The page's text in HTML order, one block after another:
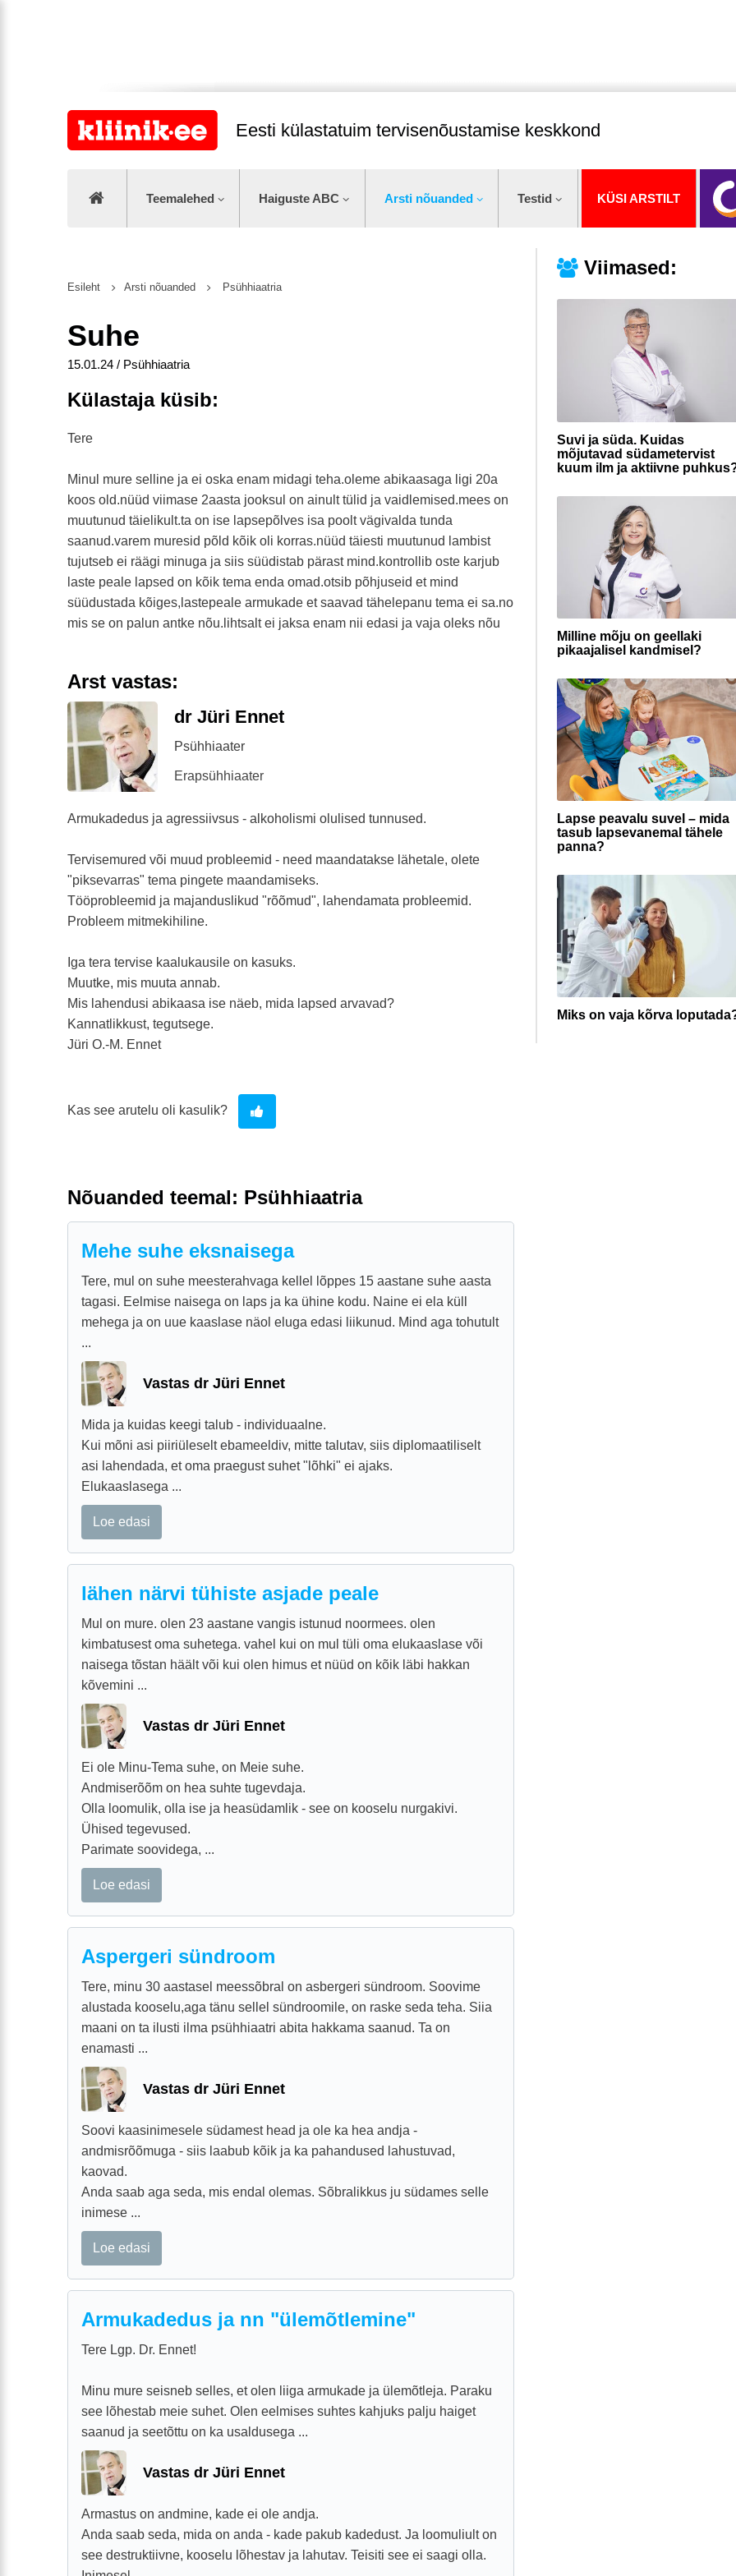
Eesti külastatuim tervisenõustamise keskkond
Teemalehed Haiguste ABC Arsti nõuanded Testid KÜSI ARSTILT
Viimased:
Suvi ja süda. Kuidas
mõjutavad südametervist
kuum ilm ja aktiivne
Milline mõju on geellaki
pikaajalisel kandmisel?
Lapse peavalu suvel – mida
tasub lapsevanemal tähele
panna?
Miks on vaja kõrva
Esileht Arsti nõuanded Psühhiaatria
Suhe
15.01.24 / Psühhiaatria
Külastaja küsib:
Tere
Minul mure selline ja ei oska enam midagi teha.oleme abikaasaga ligi 20a
koos old.nüüd viimase 2aasta jooksul on ainult tülid ja vaidlemised.mees on
muutunud täielikult.ta on ise lapsepõlves isa poolt vägivalda tunda
saanud.varem muresid põld kõik oli korras.nüüd täiesti muutunud lambist
tujutseb ei räägi minuga ja siis süüdistab pärast mind.kontrollib oste karjub
laste peale lapsed on kõik tema enda omad.otsib põhjuseid et mind
süüdustada kõiges,lastepeale armukade et saavad tähelepanu tema ei sa.no
mis se on palun antke nõu.lihtsalt ei jaksa enam nii edasi ja vaja oleks nõu
Arst vastas:
dr Jüri Ennet
Psühhiaater
Erapsühhiaater
Armukadedus ja agressiivsus - alkoholismi olulised tunnused.
Tervisemured või muud probleemid - need maandatakse lähetale, olete
"piksevarras" tema pingete maandamiseks.
Tööprobleemid ja majanduslikud "rõõmud", lahendamata probleemid.
Probleem mitmekihiline.
Iga tera tervise kaalukausile on kasuks.
Muutke, mis muuta annab.
Mis lahendusi abikaasa ise näeb, mida lapsed arvavad?
Kannatlikkust, tegutsege.
Jüri O.-M. Ennet
Kas see arutelu oli kasulik?
Nõuanded teemal: Psühhiaatria
Mehe suhe eksnaisega
Tere, mul on suhe meesterahvaga kellel lõppes 15 aastane suhe aasta
tagasi. Eelmise naisega on laps ja ka ühine kodu. Naine ei ela küll
mehega ja on uue kaaslase näol eluga edasi liikunud. Mind aga tohutult
...
Vastas dr Jüri Ennet
Mida ja kuidas keegi talub - individuaalne.
Kui mõni asi piiriüleselt ebameeldiv, mitte talutav, siis diplomaatiliselt
asi lahendada, et oma praegust suhet "lõhki" ei ajaks.
Elukaaslasega ...
Loe edasi
lähen närvi tühiste asjade peale
Mul on mure. olen 23 aastane vangis istunud noormees. olen
kimbatusest oma suhetega. vahel kui on mul tüli oma elukaaslase või
naisega tõstan häält või kui olen himus et nüüd on kõik läbi hakkan
kõvemini ...
Vastas dr Jüri Ennet
Ei ole Minu-Tema suhe, on Meie suhe.
Andmiserõõm on hea suhte tugevdaja.
Olla loomulik, olla ise ja heasüdamlik - see on kooselu nurgakivi.
Ühised tegevused.
Parimate soovidega, ...
Loe edasi
Aspergeri sündroom
Tere, minu 30 aastasel meessõbral on asbergeri sündroom. Soovime
alustada kooselu,aga tänu sellel sündroomile, on raske seda teha. Siia
maani on ta ilusti ilma psühhiaatri abita hakkama saanud. Ta on
enamasti ...
Vastas dr Jüri Ennet
Soovi kaasinimesele südamest head ja ole ka hea andja -
andmisrõõmuga - siis laabub kõik ja ka pahandused lahustuvad,
kaovad.
Anda saab aga seda, mis endal olemas. Sõbralikkus ju südames selle
inimese ...
Loe edasi
Armukadedus ja nn "ülemõtlemine"
Tere Lgp. Dr. Ennet!
Minu mure seisneb selles, et olen liiga armukade ja ülemõtleja. Paraku
see lõhestab meie suhet. Olen eelmises suhtes kahjuks palju haiget
saanud ja seetõttu on ka usaldusega ...
Vastas dr Jüri Ennet
Armastus on andmine, kade ei ole andja.
Anda saab seda, mida on anda - kade pakub kadedust. Ja loomuliult on
see destruktiivne, kooselu lõhestav ja lahutav. Teisiti see ei saagi olla.